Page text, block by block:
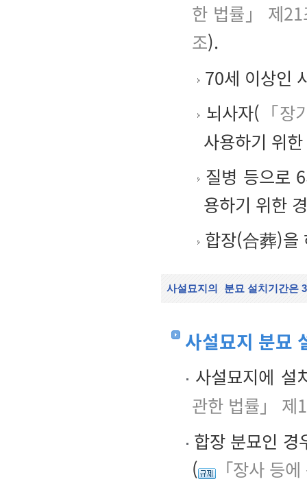
한 법률」 제
조).
70세 이상인
뇌사자( 「
사용하기 위
질병 등으로
용하기 위한
합장(合葬)을
사설묘지의 분묘 설치기간은
사설묘지 분묘
사설묘지에 설
관한 법률」 제
합장 분묘인 경
(
「장사 등